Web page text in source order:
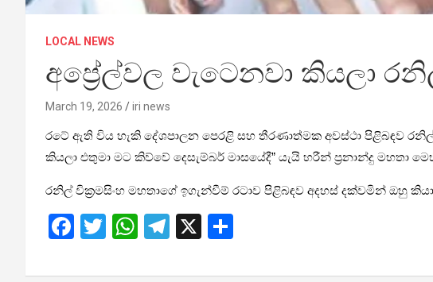
LOCAL NEWS
අප්‍රේල්වල වැටෙනවා කියලා
March 19, 2026 iri news
රටේ ඇති විය හැකි දේශපාලන පෙරළි සහ තීරණාත්මක අවස්ථා පිළිබඳව
කියලා එතුමා මට කිව්වේ දෙසැම්බර් මාසයේදී” යැයි හරීන් ප්‍රනාන්දු මහතා
රනිල් වික්‍රමසිංහ මහතාගේ ඉගැන්වීම් රටාව පිළිබඳව අදහස් දක්වමින් ඔහු
F
T
W T
X